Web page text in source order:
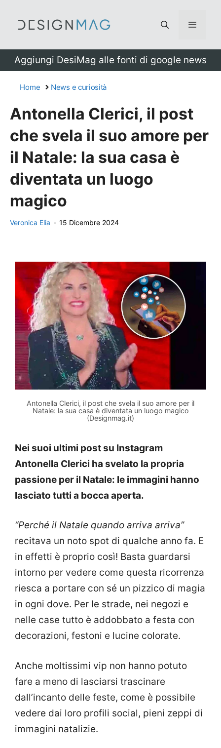
Menu
Aggiungi DesiMag alle fonti di google news
Home News e curiosità
Antonella Clerici, il post
che svela il suo amore per
il Natale: la sua casa è
diventata un luogo
magico
Veronica Elia - 15 Dicembre 2024
Antonella Clerici, il post che svela il suo amore per il
Natale: la sua casa è diventata un luogo magico
(Designmag.it)
Nei suoi ultimi post su Instagram
Antonella Clerici ha svelato la propria
passione per il Natale: le immagini hanno
lasciato tutti a bocca aperta.
“Perché il Natale quando arriva arriva”
recitava un noto spot di qualche anno fa. E
in effetti è proprio così! Basta guardarsi
intorno per vedere come questa ricorrenza
riesca a portare con sé un pizzico di magia
in ogni dove. Per le strade, nei negozi e
nelle case tutto è addobbato a festa con
decorazioni, festoni e lucine colorate.
Anche moltissimi vip non hanno potuto
fare a meno di lasciarsi trascinare
dall’incanto delle feste, come è possibile
vedere dai loro profili social, pieni zeppi di
immagini natalizie.